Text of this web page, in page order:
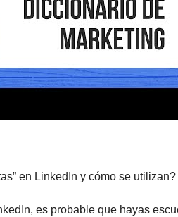
en LinkedIn y cómo se utilizan?
es probable que hayas